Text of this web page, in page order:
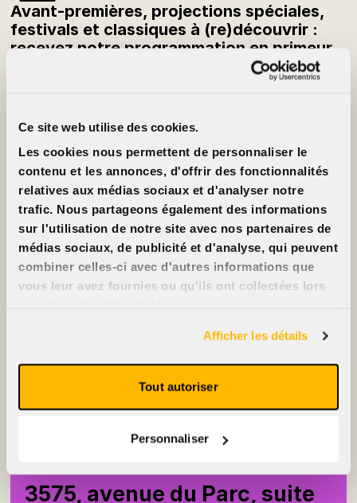
Ce site web utilise des cookies.
Les cookies nous permettent de personnaliser le
contenu et les annonces, d'offrir des fonctionnalités
relatives aux médias sociaux et d'analyser notre
trafic. Nous partageons également des informations
sur l'utilisation de notre site avec nos partenaires de
médias sociaux, de publicité et d'analyse, qui peuvent
combiner celles-ci avec d'autres informations que
vous leur avez fournies ou qu'ils ont collectées lors
Afficher les détails
Tout autoriser
Personnaliser
Avant-premières, projections spéciales,
festivals et classiques à (re)découvrir :
recevez notre programmation en primeur
Infos
Tarifs
Ciné-cartes
Locations
FAQ
Accessibilité
Annoncez sur nos
écrans
Nous soutenir
À propos
Cinéma Cinéma
Partenaires
Emplois
Nous joindre
3575, avenue du Parc, suite